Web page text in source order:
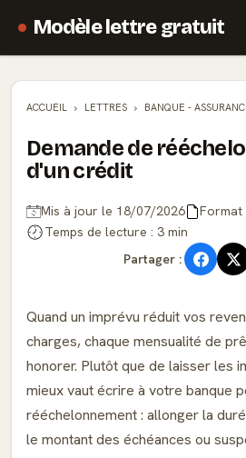
Modèle lettre gratuit
ACCUEIL LETTRES BANQUE -
Demande de
d'un crédit
Mis à jour le 18/07/2026
Format
Temps de lecture : 3 min
Partager :
Quand un imprévu réduit vos
charges, chaque mensualité de
honorer. Plutôt que de laisser les
mieux vaut écrire à votre banque
rééchelonnement : allonger la
le montant des échéances ou